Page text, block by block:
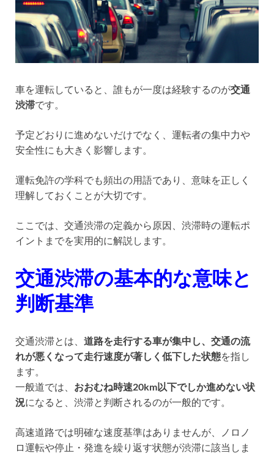
車を運転していると、誰もが一度は経験するのが交通
渋滞です。
予定どおりに進めないだけでなく、運転者の集中力や
安全性にも大きく影響します。
運転免許の学科でも頻出の用語であり、意味を正しく
理解しておくことが大切です。
ここでは、交通渋滞の定義から原因、渋滞時の運転ポ
イントまでを実用的に解説します。
交通渋滞の基本的な意味と
判断基準
交通渋滞とは、 道路を走行する車が集中し、交通の流
れが悪くなって走行速度が著しく低下した状態を指し
ます。
一般道では、 おおむね時速20km以下でしか進めない状
況になると、渋滞と判断されるのが一般的です。
高速道路では明確な速度基準はありませんが、ノロノ
ロ運転や停止・発進を繰り返す状態が渋滞に該当しま